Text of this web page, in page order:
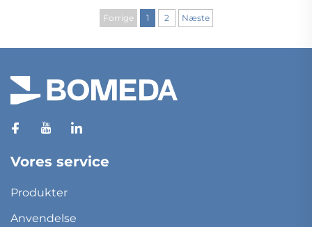
Forrige 1 2 Næste
Vores service
Produkter
Anvendelse